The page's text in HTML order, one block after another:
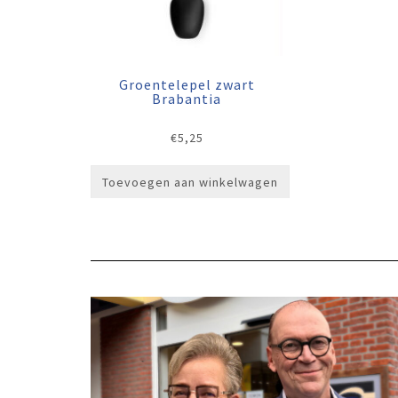
Groentelepel zwart
Brabantia
€5,25
Toevoegen aan winkelwagen